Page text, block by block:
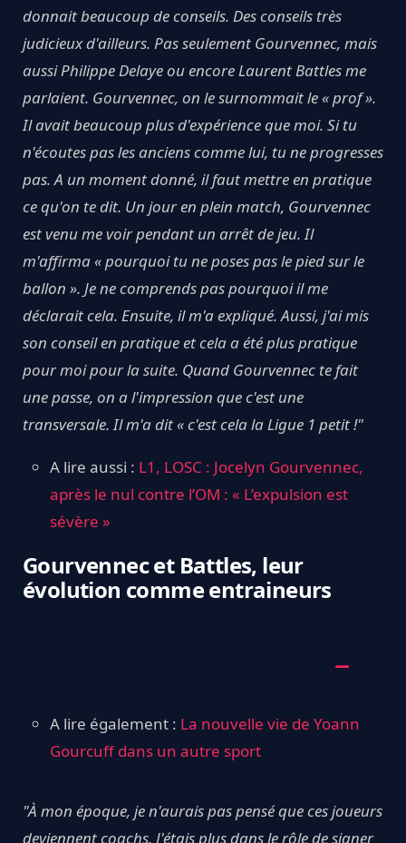
donnait beaucoup de conseils. Des conseils très
judicieux d'ailleurs. Pas seulement Gourvennec, mais
aussi Philippe Delaye ou encore Laurent Battles me
parlaient. Gourvennec, on le surnommait le « prof ».
Il avait beaucoup plus d'expérience que moi. Si tu
n'écoutes pas les anciens comme lui, tu ne progresses
pas. A un moment donné, il faut mettre en pratique
ce qu'on te dit. Un jour en plein match, Gourvennec
est venu me voir pendant un arrêt de jeu. Il
m'affirma « pourquoi tu ne poses pas le pied sur le
ballon ». Je ne comprends pas pourquoi il me
déclarait cela. Ensuite, il m'a expliqué. Aussi, j'ai mis
son conseil en pratique et cela a été plus pratique
pour moi pour la suite. Quand Gourvennec te fait
une passe, on a l'impression que c'est une
transversale. Il m'a dit « c'est cela la Ligue 1 petit !"
A lire aussi : L1, LOSC : Jocelyn Gourvennec,
après le nul contre l’OM : « L’expulsion est
sévère »
Gourvennec et Battles, leur
évolution comme entraineurs
A lire également : La nouvelle vie de Yoann
Gourcuff dans un autre sport
"À mon époque, je n'aurais pas pensé que ces joueurs
deviennent coachs. J'étais plus dans le rôle de signer